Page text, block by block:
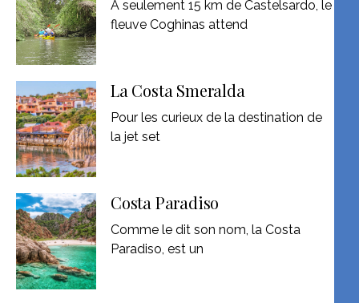
À seulement 15 km de Castelsardo, le
fleuve Coghinas attend
La Costa Smeralda
Pour les curieux de la destination de
la jet set
Costa Paradiso
Comme le dit son nom, la Costa
Paradiso, est un